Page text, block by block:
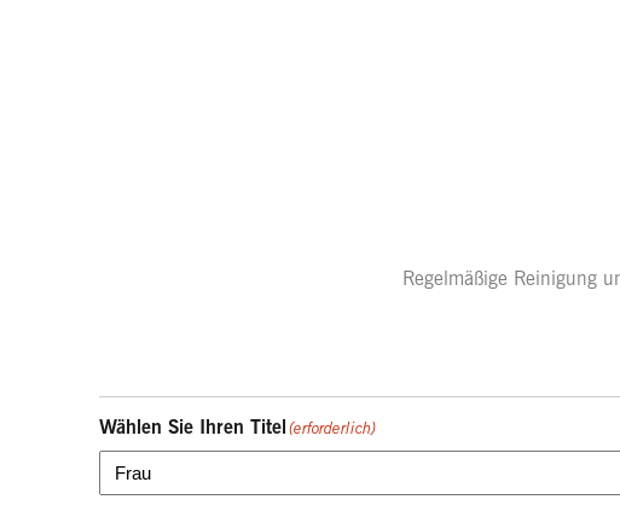
Regelmäßige Reinigung
Wählen Sie Ihren Titel (erforderlich)